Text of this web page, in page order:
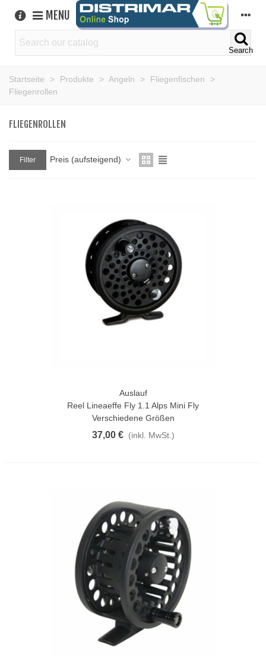
MENU
Search
Startseite > Produkte > Angeln > Fliegenfischen
>
Fliegenrollen
FLIEGENROLLEN
Filter Preis (aufsteigend)
Auslauf
Reel Lineaeffe Fly 1.1 Alps Mini Fly
Verschiedene Größen
37,00 € (inkl. MwSt.)